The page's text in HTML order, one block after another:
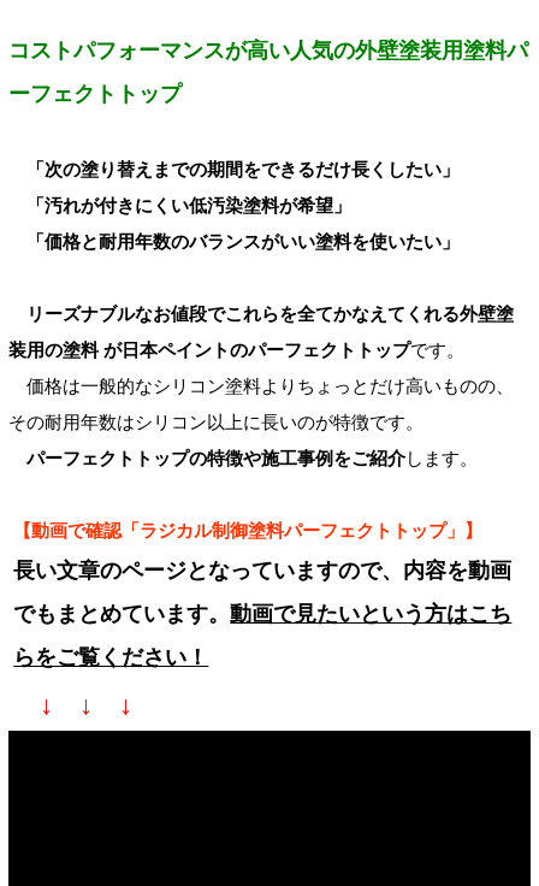
コストパフォーマンスが高い人気の外壁塗装用塗料パ
ーフェクトトップ
「次の塗り替えまでの期間をできるだけ長くしたい」
「汚れが付きにくい低汚染塗料が希望」
「価格と耐用年数のバランスがいい塗料を使いたい」
リーズナブルなお値段でこれらを全てかなえてくれる外壁塗
装用の塗料 が日本ペイントのパーフェクトトップです。
価格は一般的なシリコン塗料よりちょっとだけ高いものの、
その耐用年数はシリコン以上に長いのが特徴です。
パーフェクトトップの特徴や施工事例をご紹介します。
【動画で確認「ラジカル制御塗料パーフェクトトップ」】
長い文章のページとなっていますので、内容を動画
でもまとめています。動画で見たいという方はこち
らをご覧ください！
↓ ↓ ↓